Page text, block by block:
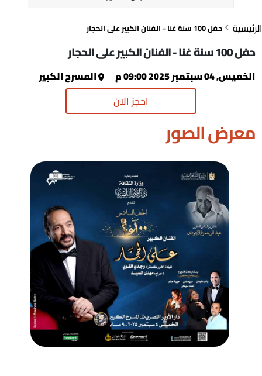
الرئيسية
حفل 100 سنة غنا - الفنان الكبير على الحجار
حفل 100 سنة غنا - الفنان الكبير على الحجار
الخميس, 04 سبتمبر 2025 09:00 م
المسرح الكبير
احجز الان
معرض الصور